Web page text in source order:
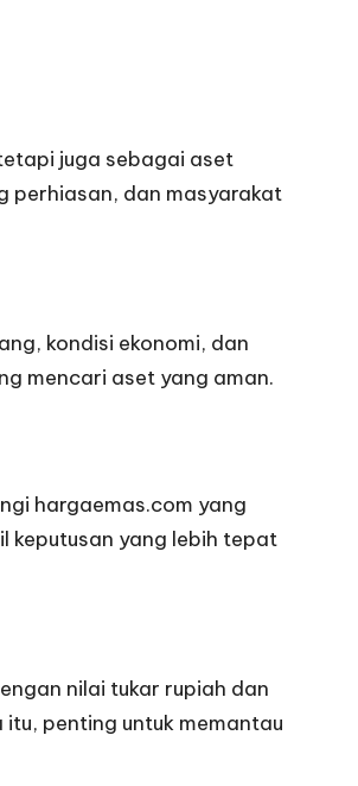
juga sebagai aset
perhiasan, dan masyarakat
kondisi ekonomi, dan
mencari aset yang aman.
hargaemas.com yang
keputusan yang lebih tepat
nilai tukar rupiah dan
penting untuk memantau